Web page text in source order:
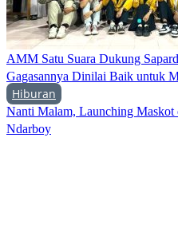
AMM Satu Suara Dukung
Gagasannya Dinilai Baik untuk
Hiburan
Nanti Malam, Launching
Ndarboy